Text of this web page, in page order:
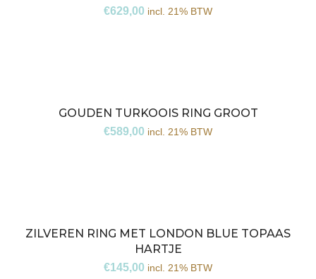
€629,00 incl. 21% BTW
GOUDEN TURKOOIS RING GROOT
€589,00 incl. 21% BTW
ZILVEREN RING MET LONDON BLUE TOPAAS
HARTJE
€145,00 incl. 21% BTW